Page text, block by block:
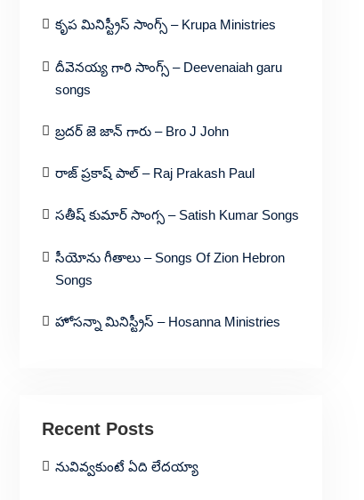
కృప మినిస్ట్రీస్ సాంగ్స్ – Krupa Ministries
దీవెనయ్య గారి సాంగ్స్ – Deevenaiah garu
songs
బ్రదర్ జె జాన్ గారు – Bro J John
రాజ్ ప్రకాష్ పాల్ – Raj Prakash Paul
సతీష్ కుమార్ సాంగ్స – Satish Kumar Songs
సీయోను గీతాలు – Songs Of Zion Hebron
Songs
హోసన్నా మినిస్ట్రీస్ – Hosanna Ministries
Recent Posts
నువివ్వకుంటే ఏది లేదయ్యా